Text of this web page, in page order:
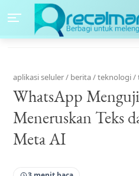
aplikasi seluler/ berita/teknologi/
WhatsApp
Meneruskan Teks
Meta AI